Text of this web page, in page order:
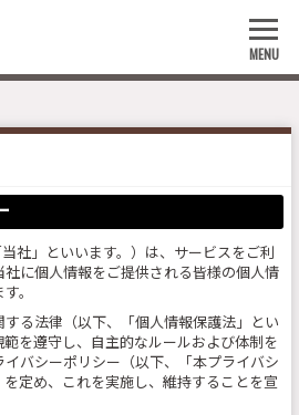
MENU
社」といいます。）は、サービスをご利
に個人情報をご提供される皆様の個人情
。
る法律（以下、「個人情報保護法」とい
を遵守し、自主的なルールおよび体制を
バシーポリシー（以下、「本プライバシ
定め、これを実施し、維持することを宣